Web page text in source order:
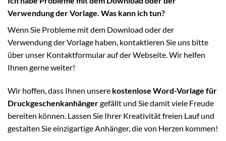
Verwendung der Vorlage. Was kann ich tun?
Wenn Sie Probleme mit dem Download oder der
Verwendung der Vorlage haben, kontaktieren Sie uns bitte
über unser Kontaktformular auf der Webseite. Wir helfen
Ihnen gerne weiter!
Wir hoffen, dass Ihnen unsere kostenlose Word-Vorlage für
Druckgeschenkanhängergefällt und Sie damit viele Freude
bereiten können. Lassen Sie Ihrer Kreativität freien Lauf und
gestalten Sie einzigartige Anhänger, die von Herzen kommen!